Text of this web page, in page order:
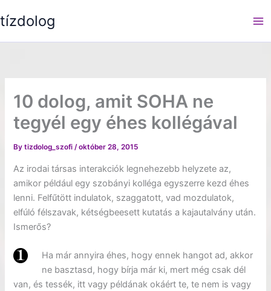
to
tízdolog
10 dolog, amit SOHA ne
tegyél egy éhes kollégával
Bytizdolog_szofi/október 28, 2015
Az irodai társas interakciók legnehezebb helyzete az,
amikor például egy szobányi kolléga egyszerre kezd éhes
lenni. Felfűtött indulatok, szaggatott, vad mozdulatok,
elfúló félszavak, kétségbeesett kutatás a kajautalvány után.
Ismerős?
Ha már annyira éhes, hogy ennek hangot ad, akkor
ne basztasd, hogy bírja már ki, mert még csak dél
van, és tessék, itt vagy példának okáért te, te nem is vagy